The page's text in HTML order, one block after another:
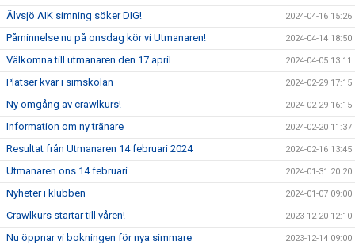
Älvsjö AIK simning söker DIG! 2024-04-16 15:26
Påminnelse nu på onsdag kör vi Utmanaren! 2024-04-14 18:50
Välkomna till utmanaren den 17 april 2024-04-05 13:11
Platser kvar i simskolan 2024-02-29 17:15
Ny omgång av crawlkurs! 2024-02-29 16:15
Information om ny tränare 2024-02-20 11:37
Resultat från Utmanaren 14 februari 2024 2024-02-16 13:45
Utmanaren ons 14 februari 2024-01-31 20:20
Nyheter i klubben 2024-01-07 09:00
Crawlkurs startar till våren! 2023-12-20 12:10
Nu öppnar vi bokningen för nya simmare 2023-12-14 09:00